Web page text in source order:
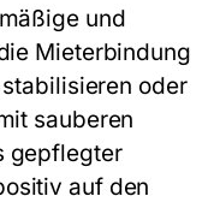
und
Mieterbindung
oder
sauberen
gepflegter
auf den